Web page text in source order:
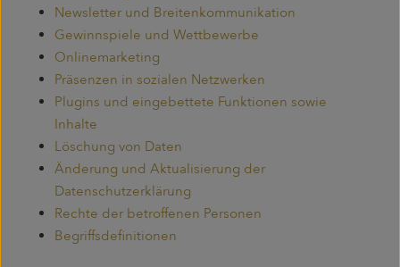
Newsletter und Breitenkommunikation
Gewinnspiele und Wettbewerbe
Onlinemarketing
Präsenzen in sozialen Netzwerken
Plugins und eingebettete Funktionen sowie
Inhalte
Löschung von Daten
Änderung und Aktualisierung der
Datenschutzerklärung
Rechte der betroffenen Personen
Begriffsdefinitionen